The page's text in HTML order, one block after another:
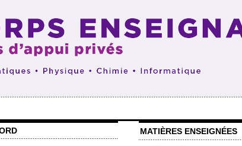
MATIÈRES ENSEIGNÉES